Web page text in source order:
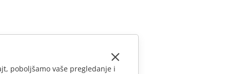
poboljšamo vaše pregledanje i